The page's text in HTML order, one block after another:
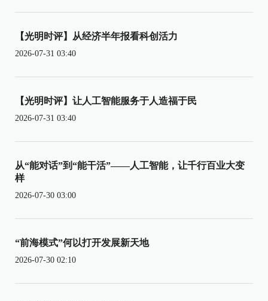
【光明时评】从经济半年报看科创活力
2026-07-31 03:40
【光明时评】让人工智能服务于人造福于民
2026-07-31 03:40
从“能对话”到“能干活”——人工智能，让千行百业大变
样
2026-07-30 03:00
“前海模式”何以打开发展新天地
2026-07-30 02:10